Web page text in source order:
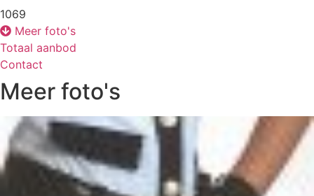
1069
Meer foto's
Totaal aanbod
Contact
Meer foto's